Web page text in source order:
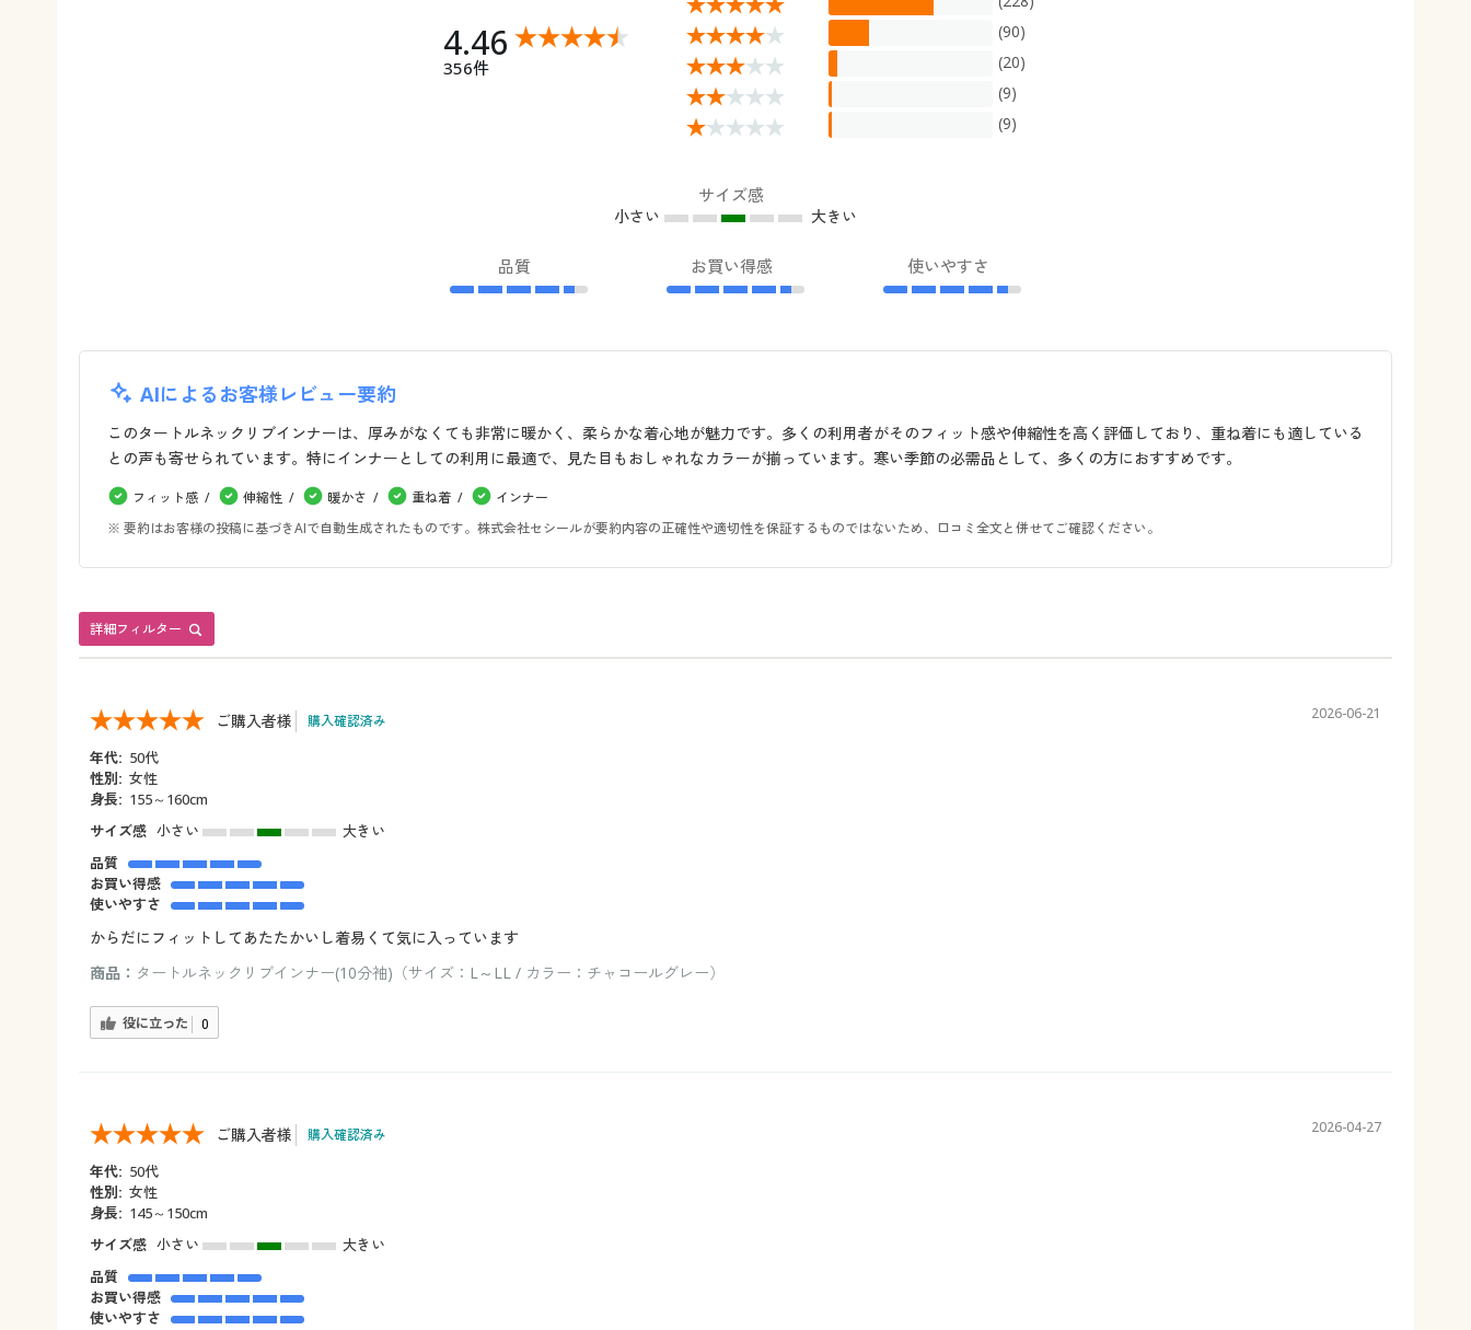
4.46
356件
(90)
(20)
(9)
(9)
サイズ感
小さい 大きい
品質 お買い得感 使いやすさ
AIによるお客様レビュー要約
このタートルネックリブインナーは、厚みがなくても非常に暖かく、柔らかな着心地が魅力です。多くの利用者がそのフィット感や伸縮性を高く評価しており、重ね着にも適している
との声も寄せられています。特にインナーとしての利用に最適で、見た目もおしゃれなカラーが揃っています。寒い季節の必需品として、多くの方におすすめです。
フィット感 伸縮性 暖かさ 重ね着
インナー
※ 要約はお客様の投稿に基づきAIで自動生成されたものです。株式会社セシールが要約内容の正確性や適切性を保証するものではないため、口コミ全文と併せてご確認ください。
詳細フィルター
ご購入者様 購入確認済み 2026-06-21
年代: 50代
性別: 女性
身長: 155～160cm
サイズ感 小さい
大きい
品質
お買い得感
使いやすさ
からだにフィットしてあたたかいし着易くて気に入っています
商品： タートルネックリブインナー(10分袖)（サイズ：L～LL / カラー：チャコールグレー）
役に立った 0
ご購入者様 購入確認済み 2026-04-27
年代: 50代
性別: 女性
身長: 145～150cm
サイズ感 小さい
大きい
品質
お買い得感
使いやすさ